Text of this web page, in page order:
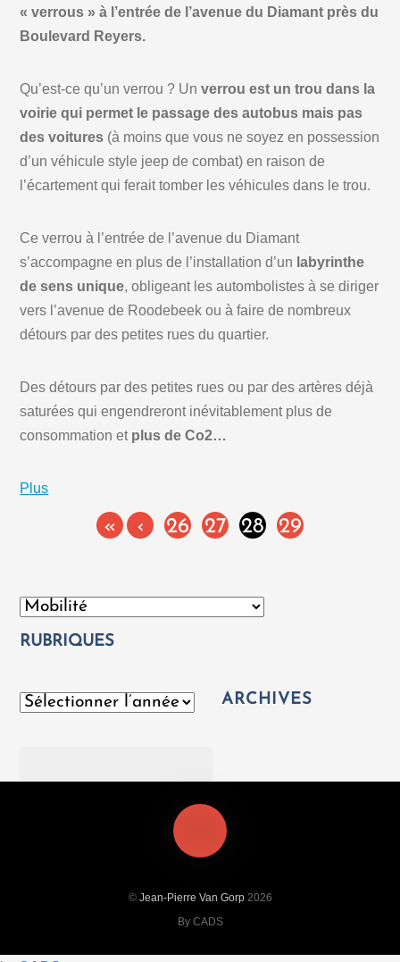
« verrous » à l’entrée de l’avenue du Diamant près du
Boulevard Reyers.
Qu’est-ce qu’un verrou ? Unverrou est un trou dans la
voirie qui permet le passage des autobus mais pas
des voitures (à moins que vous ne soyez en possession
d’un véhicule style jeep de combat) en raison de
l’écartement qui ferait tomber les véhicules dans le trou.
Ce verrou à l’entrée de l’avenue du Diamant
s’accompagne en plus de l’installation d’un labyrinthe
de sens unique, obligeant les autombolistes à se diriger
vers l’avenue de Roodebeek ou à faire de nombreux
détours par des petites rues du quartier.
Des détours par des petites rues ou par des artères déjà
saturées qui engendreront inévitablement plus de
consommation et plus de Co2…
Plus
« ‹ 26 27 28 29
Catégories
RUBRIQUES
Archives ARCHIVES
© Jean-Pierre Van Gorp2026
By CADS